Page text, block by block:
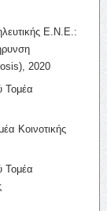
Ε.Ν.Ε.:
2020
Τομέα
Κοινοτικής
Τομέα